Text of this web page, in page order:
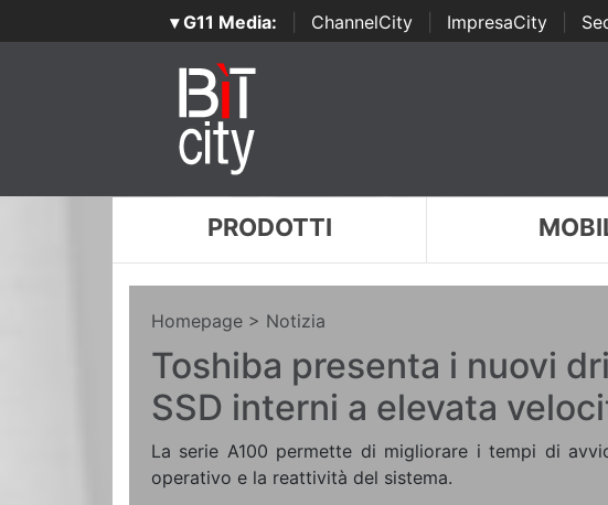
▾ G11 Media: ChannelCity ImpresaCity
PRODOTTI
Homepage > Notizia
Toshiba presenta i nuovi
SSD interni a elevata
La serie A100 permette di migliorare i tempi di
operativo e la reattività del sistema.